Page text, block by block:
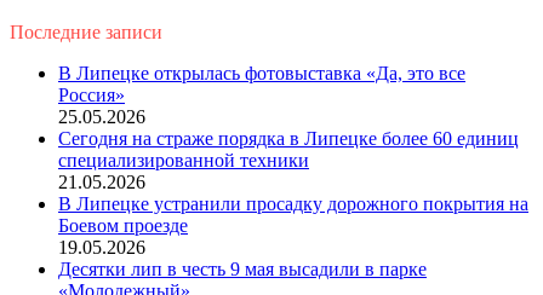
Последние записи
В Липецке открылась фотовыставка «Да, это все
Россия»
25.05.2026
Сегодня на страже порядка в Липецке более 60 единиц
специализированной техники
21.05.2026
В Липецке устранили просадку дорожного покрытия на
Боевом проезде
19.05.2026
Десятки лип в честь 9 мая высадили в парке
«Молодежный»